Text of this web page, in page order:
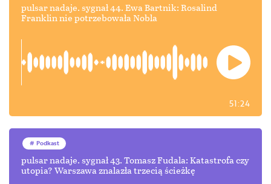
pulsar nadaje. sygnał 44. Ewa Bartnik: Rosalind
Franklin nie potrzebowała Nobla
51:24
Podkast
pulsar nadaje. sygnał 43. Tomasz Fudala: Katastrofa czy
utopia? Warszawa znalazła trzecią ścieżkę